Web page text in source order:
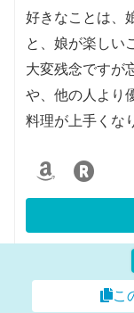
好きなことは、
と、娘が楽しい
大変残念ですが
や、他の人より
料理が上手くな
こ